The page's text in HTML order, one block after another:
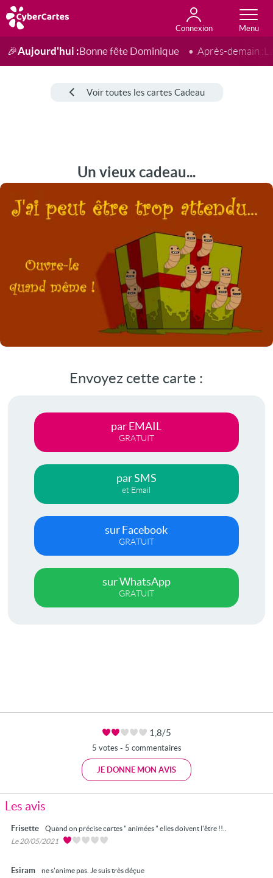
Connexion
Anniversaire
Fête du jour
Amour
Amitié
Merci
Toutes les cartes
🎉Aujourd'hui :Bonne fête Dominique Après-demain :
Voir toutes les cartes Cadeau
Un vieux cadeau...
Envoyez cette carte :
par EMAIL
GRATUIT
par SMS
et Email
sur Facebook
GRATUIT
sur WhatsApp
GRATUIT
1,8/5
5 votes - 5 commentaires
JE DONNE MON AVIS
Les avis
Frisette
Quand on précise cartes " animées " elles doivent l'être !!..
Le 20/05/2021
Esiram
ne s'anime pas. Je suis très déçue